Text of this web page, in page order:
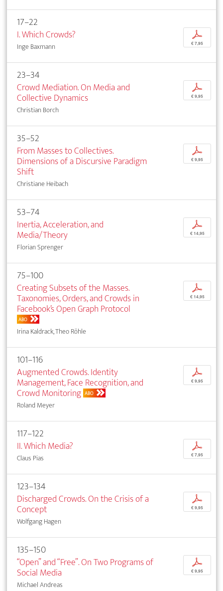
17–22
I. Which Crowds?
Inge Baxmann
p
€ 7,95
23–34
Crowd Mediation. On Media and
Collective Dynamics
Christian Borch
p
€ 9,95
35–52
From Masses to Collectives.
Dimensions of a Discursive Paradigm
Shift
Christiane Heibach
p
€ 9,95
53–74
Inertia, Acceleration, and
Media/Theory
Florian Sprenger
p
€ 14,95
75–100
Creating Subsets of the Masses.
Taxonomies, Orders, and Crowds in
Facebook’s Open Graph Protocol
ABO
Irina Kaldrack, Theo Röhle
p
€ 14,95
101–116
Augmented Crowds. Identity
Management, Face Recognition, and
Crowd Monitoring ABO
Roland Meyer
p
€ 9,95
117–122
II. Which Media?
Claus Pias
p
€ 7,95
123–134
Discharged Crowds. On the Crisis of a
Concept
Wolfgang Hagen
p
€ 9,95
135–150
“Open” and “Free”. On Two Programs of
Social Media
Michael Andreas
p
€ 9,95